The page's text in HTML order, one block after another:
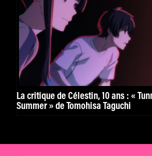
La critique de Célestin, 10 ans : «
Summer » de Tomohisa Taguchi